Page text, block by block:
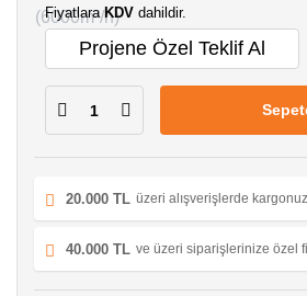
FiyatlaraKDV dahildir.
Projene Özel Teklif Al
20.000 TL üzeri alışverişlerde
40.000 TL ve üzeri siparişlerinize özel